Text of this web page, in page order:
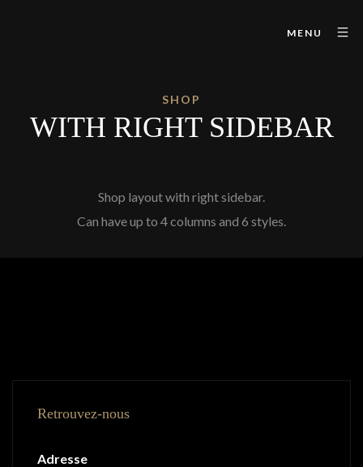
MENU
SHOP
WITH RIGHT SIDEBAR
Shop layout with right sidebar.
Can have up to 4 columns and 6 styles.
Retrouvez-nous
Adresse